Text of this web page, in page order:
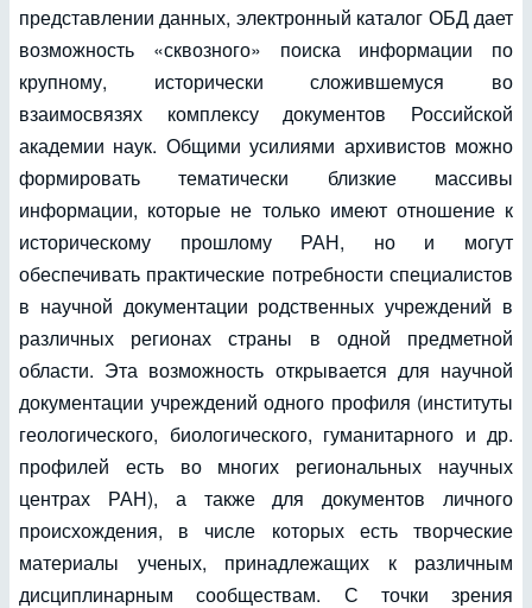
представлении данных, электронный каталог ОБД дает
возможность «сквозного» поиска информации по
крупному, исторически сложившемуся во
взаимосвязях комплексу документов Российской
академии наук. Общими усилиями архивистов можно
формировать тематически близкие массивы
информации, которые не только имеют отношение к
историческому прошлому РАН, но и могут
обеспечивать практические потребности специалистов
в научной документации родственных учреждений в
различных регионах страны в одной предметной
области. Эта возможность открывается для научной
документации учреждений одного профиля (институты
геологического, биологического, гуманитарного и др.
профилей есть во многих региональных научных
центрах РАН), а также для документов личного
происхождения, в числе которых есть творческие
материалы ученых, принадлежащих к различным
дисциплинарным сообществам. С точки зрения